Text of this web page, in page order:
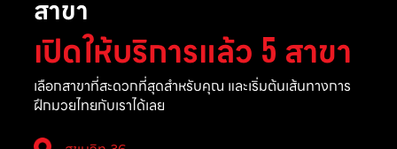
สาขา
เปิดให้บริการแล้ว 5 สาขา
เลือกสาขาที่สะดวกที่สุดสำหรับคุณ และเริ่มต้นเส้นทางการ
ฝึกมวยไทยกับเราได้เลย